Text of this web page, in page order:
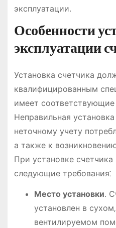
эксплуатации․
Особенности
эксплуатации
Установка счетчика
квалифицированным
имеет соответствующие
Неправильная
неточному учету
а также к
При установке
следующие требования⁚
Место установки․
установлен в
вентилируемом